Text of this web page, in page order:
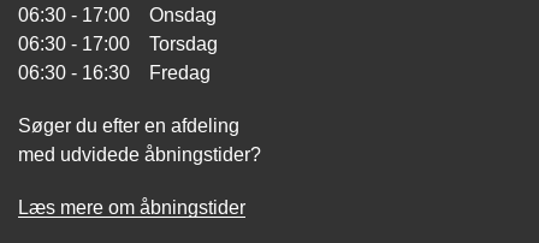
06:30 - 17:00 Onsdag
06:30 - 17:00 Torsdag
06:30 - 16:30 Fredag
Søger du efter en afdeling
med udvidede åbningstider?
Læs mere om åbningstider